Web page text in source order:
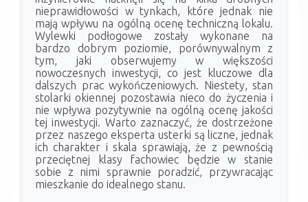
nieprawidłowości w tynkach, które jednak nie
mają wpływu na ogólną ocenę techniczną lokalu.
Wylewki podłogowe zostały wykonane na
bardzo dobrym poziomie, porównywalnym z
tym, jaki obserwujemy w większości
nowoczesnych inwestycji, co jest kluczowe dla
dalszych prac wykończeniowych. Niestety, stan
stolarki okiennej pozostawia nieco do życzenia i
nie wpływa pozytywnie na ogólną ocenę jakości
tej inwestycji. Warto zaznaczyć, że dostrzeżone
przez naszego eksperta usterki są liczne, jednak
ich charakter i skala sprawiają, że z pewnością
przeciętnej klasy fachowiec będzie w stanie
sobie z nimi sprawnie poradzić, przywracając
mieszkanie do idealnego stanu.